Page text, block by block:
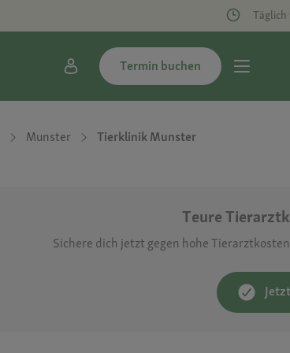
Täglich
Termin buchen
Munster Tierklinik Munster
Teure
Sichere dich jetzt gegen hohe